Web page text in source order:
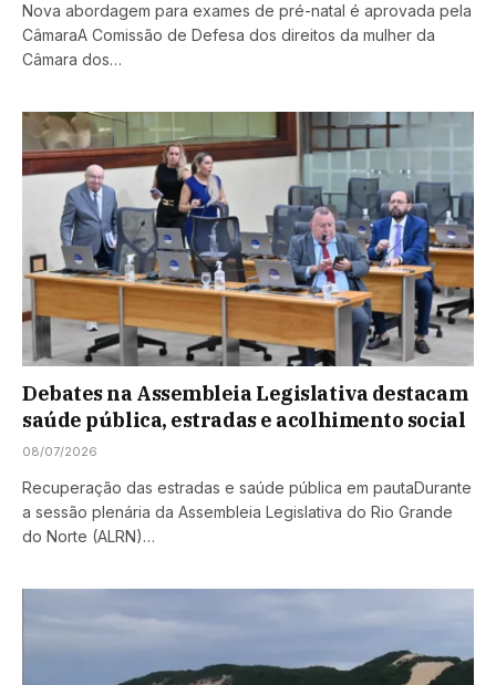
Nova abordagem para exames de pré-natal é aprovada pela
CâmaraA Comissão de Defesa dos direitos da mulher da
Câmara dos…
Debates na Assembleia Legislativa destacam
saúde pública, estradas e acolhimento social
08/07/2026
Recuperação das estradas e saúde pública em pautaDurante
a sessão plenária da Assembleia Legislativa do Rio Grande
do Norte (ALRN)…